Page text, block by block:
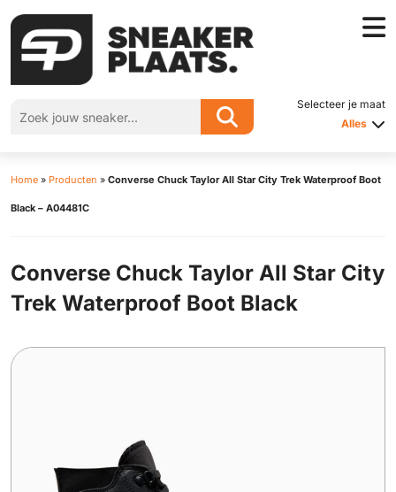
Selecteer je maat
Alles
Home » Producten » Converse Chuck Taylor All Star City Trek Waterproof Boot
Black – A04481C
Converse Chuck Taylor All Star City
Trek Waterproof Boot Black